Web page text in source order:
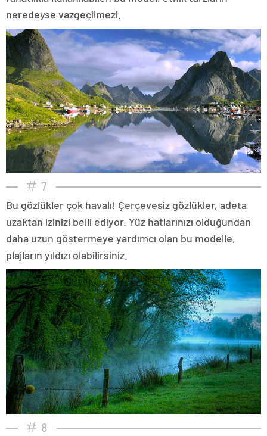
neredeyse vazgeçilmezi.
7
Bu gözlükler çok havalı! Çerçevesiz gözlükler, adeta
uzaktan izinizi belli ediyor. Yüz hatlarınızı olduğundan
daha uzun göstermeye yardımcı olan bu modelle,
plajların yıldızı olabilirsiniz.
8